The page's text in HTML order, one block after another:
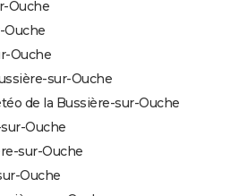
Ouche
Ouche
Ouche
sur-Ouche
de la Bussière-sur-Ouche
Ouche
sur-Ouche
Ouche